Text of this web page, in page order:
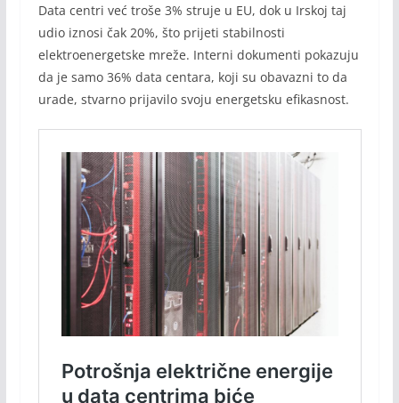
Data centri već troše 3% struje u EU, dok u Irskoj taj
udio iznosi čak 20%, što prijeti stabilnosti
elektroenergetske mreže. Interni dokumenti pokazuju
da je samo 36% data centara, koji su obavazni to da
urade, stvarno prijavilo svoju energetsku efikasnost.